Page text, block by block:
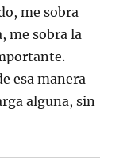
me sobra
me sobra la
esa manera
alguna, sin